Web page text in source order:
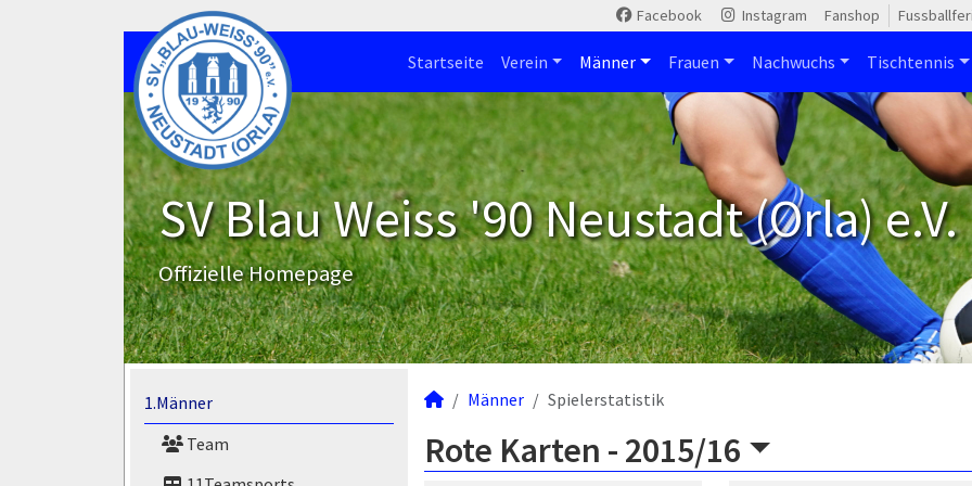
Facebook Instagram Fanshop
Startseite Verein Männer Frauen Nachwuchs Tischtennis
SV Blau Weiss '90 Neustadt (Orla) e.V.
Offizielle Homepage
1.Männer
Team
Männer Spielerstatistik
Rote Karten - 2015/16